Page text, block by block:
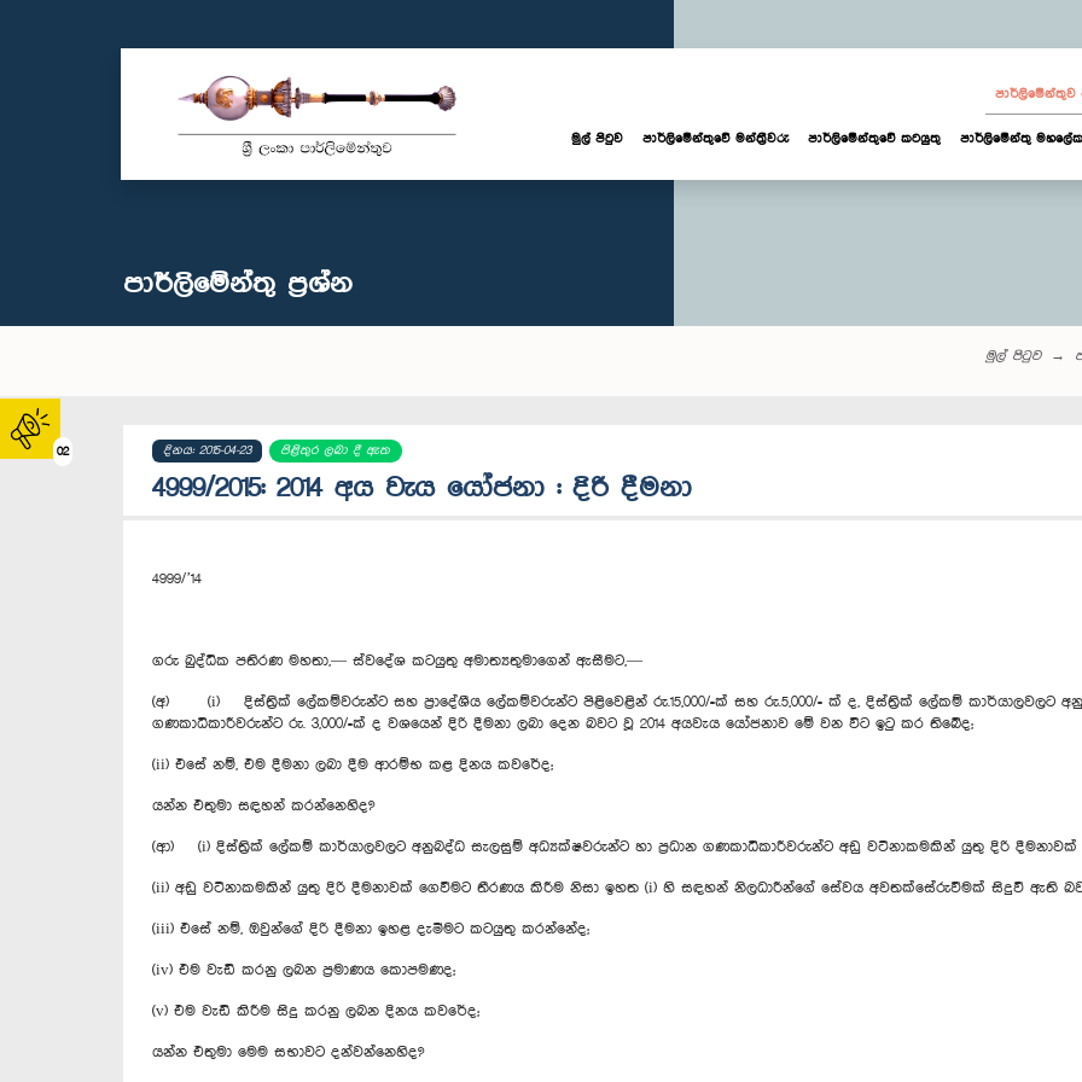
02
පාර්ලි‌මේන්තුව
මුල් පිටුව පාර්ලි‌මේන්තුවේ මන්ත්‍රීවරු පාර්ලිමේන්තුවේ කටයුතු පාර්ලිමේන්තු
පාර්ලි‌මේන්තු‌ ප්‍රශ්න
මුල් පිටුව
දිනය: 2015-04-23 පිළිතුර ලබා දී ඇත
4999/2015: 2014 අය වැය යෝජනා : දිරි දීමනා
4999/’14
ගරු බුද්ධික පතිරණ මහතා,— ස්වදේශ කටයුතු අමාත්‍යතුමාගෙන් ඇසීමට,—
(අ) (i) දිස්ත්‍රික් ලේකම්වරුන්ට සහ ප්‍රාදේශීය ලේකම්වරුන්ට පිළිවෙළින් රු.15,000/=ක් සහ රු.5,000/= ක් ද, දිස්ත්‍රික් ලේකම් කාර්යාලවලට
ගණකාධිකාරීවරුන්ට රු. 3,000/=ක් ද වශයෙන් දිරි දීමනා ලබා දෙන බවට වූ 2014 අයවැය යෝජනාව මේ වන විට ඉටු කර තිබේද;
(ii) එසේ නම්, එම දීමනා ලබා දීම ආරම්භ කළ දිනය කවරේද;
යන්න එතුමා සඳහන් කරන්නෙහිද?
(ආ) (i) දිස්ත්‍රික් ලේකම් කාර්යාලවලට අනුබද්ධ සැලසුම් අධ්‍යක්ෂවරුන්ට හා ප්‍රධාන ගණකාධිකාරීවරුන්ට අඩු වටිනාකමකින් යුතු දිරි
(ii) අඩු වටිනාකමකින් යුතු දිරි දීමනාවක් ගෙවීමට තීරණය කිරීම නිසා ඉහත (i) හි සඳහන් නිලධාරීන්ගේ සේවය අවතක්සේරුවීමක් සිදුවී ඇති
(iii) එසේ නම්, ඔවුන්ගේ දිරි දීමනා ඉහළ දැමීමට කටයුතු කරන්නේද;
(iv) එම වැඩි කරනු ලබන ප්‍රමාණය කොපමණද;
(v) එම වැඩි කිරීම සිදු කරනු ලබන දිනය කවරේද;
යන්න එතුමා මෙම සභාවට දන්වන්නෙහිද?